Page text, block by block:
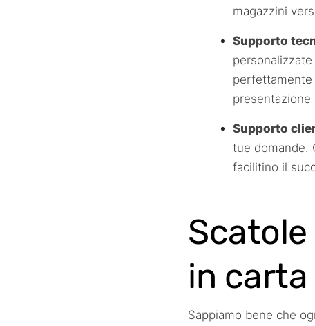
magazzini
Supporto
perfettamente
Supporto
tue domande.
facilitino il
in
Sappiamo bene che